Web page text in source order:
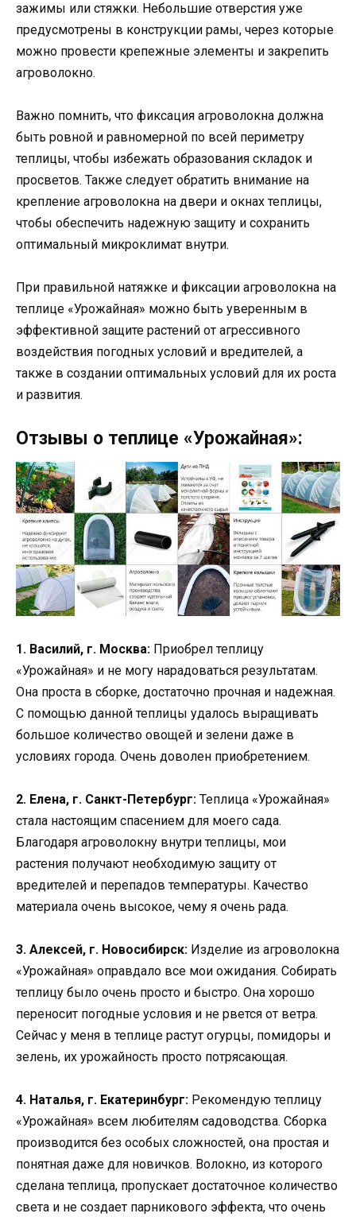
зажимы или стяжки. Небольшие отверстия уже
предусмотрены в конструкции рамы, через которые
можно провести крепежные элементы и закрепить
агроволокно.
Важно помнить, что фиксация агроволокна должна
быть ровной и равномерной по всей периметру
теплицы, чтобы избежать образования складок и
просветов. Также следует обратить внимание на
крепление агроволокна на двери и окнах теплицы,
чтобы обеспечить надежную защиту и сохранить
оптимальный микроклимат внутри.
При правильной натяжке и фиксации агроволокна на
теплице «Урожайная» можно быть уверенным в
эффективной защите растений от агрессивного
воздействия погодных условий и вредителей, а
также в создании оптимальных условий для их роста
и развития.
Отзывы о теплице «Урожайная»:
1. Василий, г. Москва: Приобрел теплицу
«Урожайная» и не могу нарадоваться результатам.
Она проста в сборке, достаточно прочная и надежная.
С помощью данной теплицы удалось выращивать
большое количество овощей и зелени даже в
условиях города. Очень доволен приобретением.
2. Елена, г. Санкт-Петербург: Теплица «Урожайная»
стала настоящим спасением для моего сада.
Благодаря агроволокну внутри теплицы, мои
растения получают необходимую защиту от
вредителей и перепадов температуры. Качество
материала очень высокое, чему я очень рада.
3. Алексей, г. Новосибирск: Изделие из агроволокна
«Урожайная» оправдало все мои ожидания. Собирать
теплицу было очень просто и быстро. Она хорошо
переносит погодные условия и не рвется от ветра.
Сейчас у меня в теплице растут огурцы, помидоры и
зелень, их урожайность просто потрясающая.
4. Наталья, г. Екатеринбург: Рекомендую теплицу
«Урожайная» всем любителям садоводства. Сборка
производится без особых сложностей, она простая и
понятная даже для новичков. Волокно, из которого
сделана теплица, пропускает достаточное количество
света и не создает парникового эффекта, что очень